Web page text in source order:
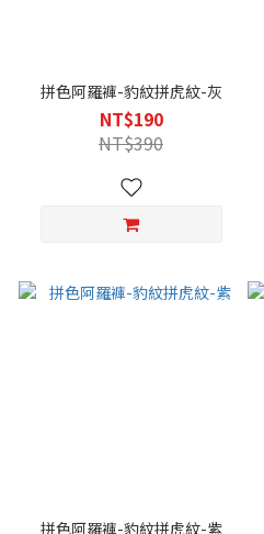
拼色阿羅褲-豹紋拼虎紋-灰
NT$190
NT$390
拼色阿羅褲-豹紋拼虎紋-紫